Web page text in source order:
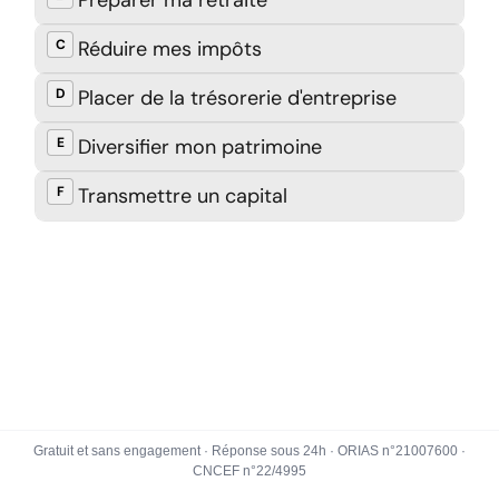
Gratuit et sans engagement · Réponse sous 24h · ORIAS n°21007600 ·
CNCEF n°22/4995